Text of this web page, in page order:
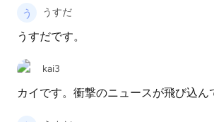
うすだ
うすだです。
kai3
カイです。衝撃のニュースが飛び込ん